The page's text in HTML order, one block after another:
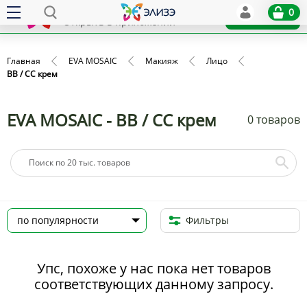
x
Открыть в приложении
Установить
0
Главная EVA MOSAIC Макияж
Лицо
BB / CC крем
EVA MOSAIC - BB / CC крем 0 товаров
Фильтры
Упс, похоже у нас пока нет товаров
соответствующих данному запросу.